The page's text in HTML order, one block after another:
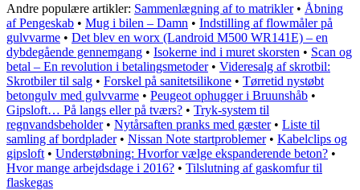
Andre populære artikler: Sammenlægning af to matrikler• Åbning
af Pengeskab • Mug i bilen – Damn • Indstilling af flowmåler på
gulvvarme • Det blev en worx (Landroid M500 WR141E) – en
dybdegående gennemgang • Isokerne ind i muret skorsten • Scan og
betal – En revolution i betalingsmetoder• Videresalg af skrotbil:
Skrotbiler til salg • Forskel på sanitetsilikone • Tørretid nystøbt
betongulv med gulvvarme • Peugeot ophugger i Bruunshåb •
Gipsloft… På langs eller på tværs? • Tryk-system til
regnvandsbeholder• Nytårsaften pranks med gæster• Liste til
samling af bordplader• Nissan Note startproblemer• Kabelclips og
gipsloft • Understøbning: Hvorfor vælge ekspanderende beton? •
Hvor mange arbejdsdage i 2016? • Tilslutning af gaskomfur til
flaskegas